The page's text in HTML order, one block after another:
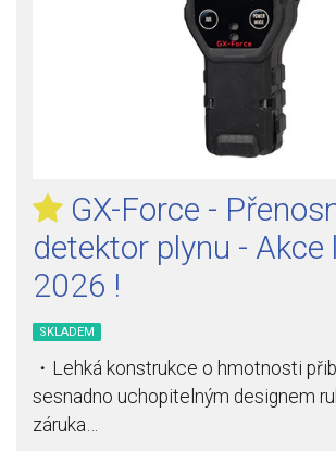
GX-Force -
detektor plynu - Akce
2026 !
SKLADEM
・Lehká konstrukce o hmotnosti
sesnadno uchopitelným designem
záruka…